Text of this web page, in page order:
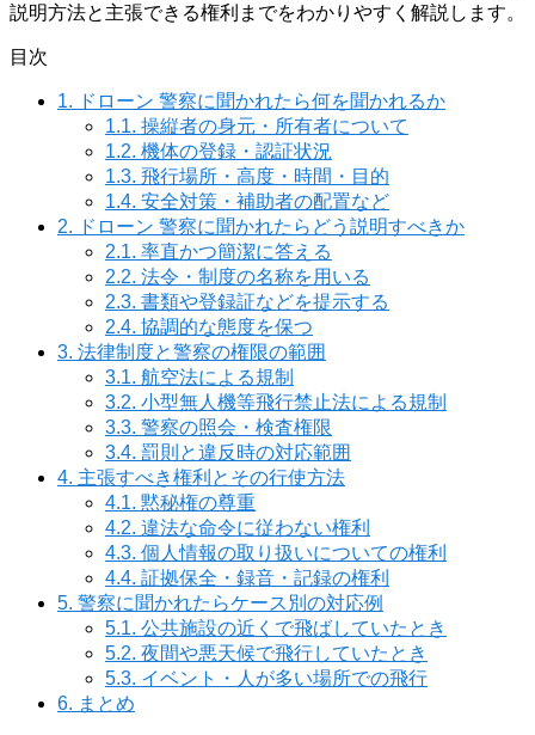
説明方法と主張できる権利までをわかりやすく解説します。
目次
1. ドローン 警察に聞かれたら何を聞かれるか
1.1. 操縦者の身元・所有者について
1.2. 機体の登録・認証状況
1.3. 飛行場所・高度・時間・目的
1.4. 安全対策・補助者の配置など
2. ドローン 警察に聞かれたらどう説明すべきか
2.1. 率直かつ簡潔に答える
2.2. 法令・制度の名称を用いる
2.3. 書類や登録証などを提示する
2.4. 協調的な態度を保つ
3. 法律制度と警察の権限の範囲
3.1. 航空法による規制
3.2. 小型無人機等飛行禁止法による規制
3.3. 警察の照会・検査権限
3.4. 罰則と違反時の対応範囲
4. 主張すべき権利とその行使方法
4.1. 黙秘権の尊重
4.2. 違法な命令に従わない権利
4.3. 個人情報の取り扱いについての権利
4.4. 証拠保全・録音・記録の権利
5. 警察に聞かれたらケース別の対応例
5.1. 公共施設の近くで飛ばしていたとき
5.2. 夜間や悪天候で飛行していたとき
5.3. イベント・人が多い場所での飛行
6. まとめ